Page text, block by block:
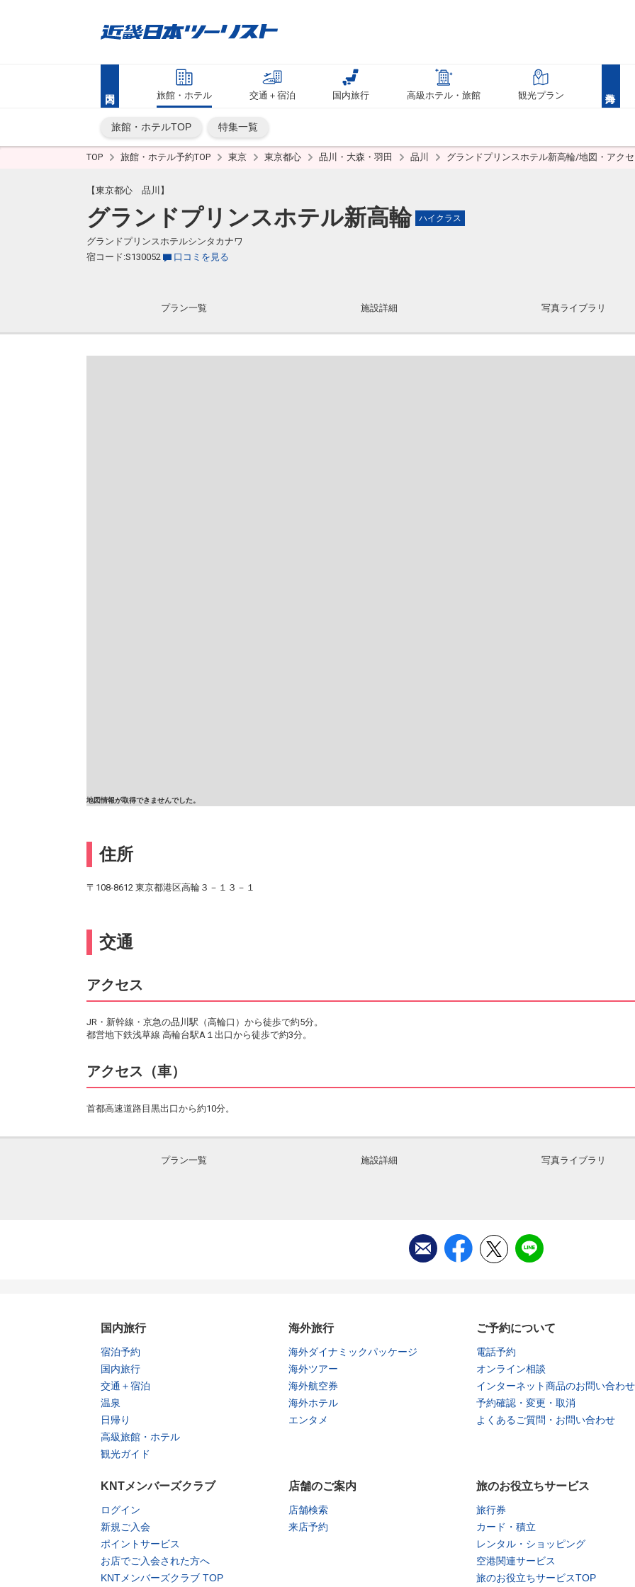
旅館・ホテル 交通＋宿泊 国内旅行 高級ホテル・旅館 観光プラン
旅館・ホテルTOP 特集一覧
TOP 旅館・ホテル予約TOP 東京 東京都心 品川・大森・羽田 品川 グランドプリンスホテル新高輪/地図・アク
【東京都心 品川】
グランドプリンスホテル新高輪 ハイクラス
グランドプリンスホテルシンタカナワ
宿コード:S130052
口コミを見る
プラン一覧 施設詳細 写真ライブラリ
地図情報が取得できませんでした。
住所
〒108-8612 東京都港区高輪３－１３－１
交通
アクセス
JR・新幹線・京急の品川駅（高輪口）から徒歩で約5分。
都営地下鉄浅草線 高輪台駅A１出口から徒歩で約3分。
アクセス（車）
首都高速道路目黒出口から約10分。
プラン一覧 施設詳細 写真ライブラリ
国内旅行
宿泊予約
国内旅行
交通＋宿泊
温泉
日帰り
高級旅館・ホテル
観光ガイド
海外旅行
海外ダイナミックパッケージ
海外ツアー
海外航空券
海外ホテル
エンタメ
ご予約について
電話予約
オンライン相談
インターネット商品のお問い合わせ
予約確認・変更・取消
よくあるご質問・お問い合わせ
KNTメンバーズクラブ
ログイン
新規ご入会
ポイントサービス
お店でご入会された方へ
KNTメンバーズクラブ TOP
店舗のご案内
店舗検索
来店予約
旅のお役立ちサービス
旅行券
カード・積立
レンタル・ショッピング
空港関連サービス
旅のお役立ちサービスTOP